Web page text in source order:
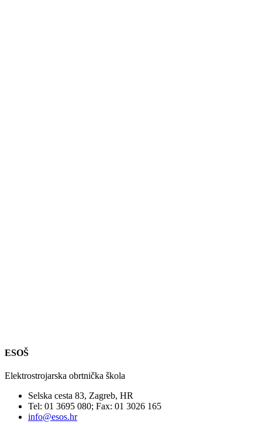
ESOŠ
Elektrostrojarska obrtnička škola
Selska cesta 83, Zagreb, HR
Tel: 01 3695 080; Fax: 01 3026 165
info@esos.hr